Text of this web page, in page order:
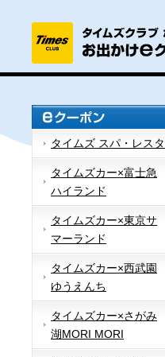
タイムズ スパ・レスタ
タイムズカー×富士急
ハイランド
タイムズカー×東京サ
マーランド
タイムズカー×西武園
ゆうえんち
タイムズカー×さがみ
湖MORI MORI